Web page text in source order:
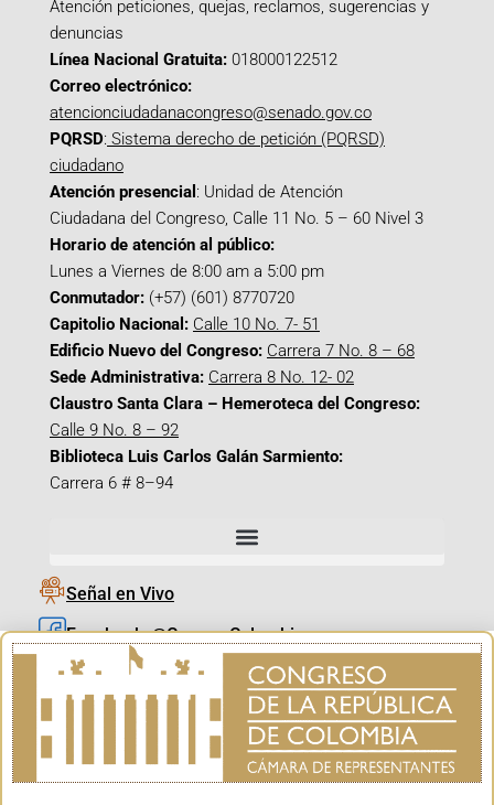
Atención peticiones, quejas, reclamos, sugerencias y
denuncias
Línea Nacional Gratuita: 018000122512
Correo electrónico:
atencionciudadanacongreso@senado.gov.co
PQRSD: Sistema derecho de petición (PQRSD)
ciudadano
Atención presencial : Unidad de Atención
Ciudadana del Congreso, Calle 11 No. 5 – 60 Nivel 3
Horario de atención al público:
Lunes a Viernes de 8:00 am a 5:00 pm
Conmutador: (+57) (601) 8770720
Capitolio Nacional: Calle 10 No. 7- 51
Edificio Nuevo del Congreso: Carrera 7 No. 8 – 68
Sede Administrativa: Carrera 8 No. 12- 02
Claustro Santa Clara – Hemeroteca del Congreso:
Calle 9 No. 8 – 92
Biblioteca Luis Carlos Galán Sarmiento:
Carrera 6 # 8–94
Señal en Vivo
Facebook_@CamaraColombia
Instagram_@CamaraColombia
X_@CamaraColombia
Youtube_@CamaraColombia